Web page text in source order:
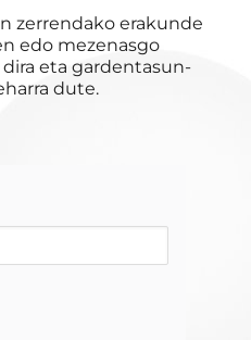
zerrendako erakunde
edo mezenasgo
eta gardentasun-
dute.